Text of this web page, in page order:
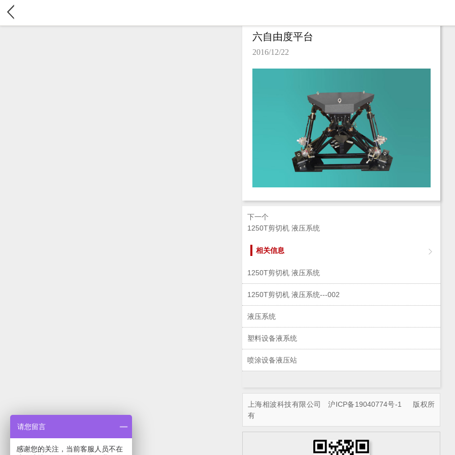
六自由度平台
2016/12/22
下一个
1250T剪切机 液压系统
相关信息
1250T剪切机 液压系统
1250T剪切机 液压系统---002
液压系统
塑料设备液系统
喷涂设备液压站
上海相波科技有限公司沪ICP备19040774号-1
版权所
有
请您留言
感谢您的关注，当前客服人员不在